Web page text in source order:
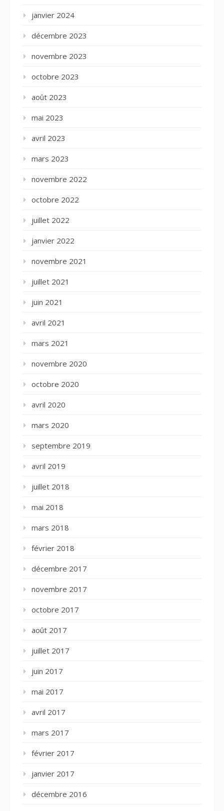
janvier 2024
décembre 2023
novembre 2023
octobre 2023
août 2023
mai 2023
avril 2023
mars 2023
novembre 2022
octobre 2022
juillet 2022
janvier 2022
novembre 2021
juillet 2021
juin 2021
avril 2021
mars 2021
novembre 2020
octobre 2020
avril 2020
mars 2020
septembre 2019
avril 2019
juillet 2018
mai 2018
mars 2018
février 2018
décembre 2017
novembre 2017
octobre 2017
août 2017
juillet 2017
juin 2017
mai 2017
avril 2017
mars 2017
février 2017
janvier 2017
décembre 2016